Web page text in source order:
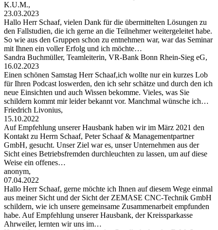
K.U.M.,
23.03.2023
Hallo Herr Schaaf, vielen Dank für die übermittelten Lösungen zu
den Fallstudien, die ich gerne an die Teilnehmer weitergeleitet habe.
So wie aus den Gruppen schon zu entnehmen war, war das Seminar
mit Ihnen ein voller Erfolg und ich möchte…
Sandra Buchmüller, Teamleiterin, VR-Bank Bonn Rhein-Sieg eG,
16.02.2023
Einen schönen Samstag Herr Schaaf,ich wollte nur ein kurzes Lob
für Ihren Podcast loswerden, den ich sehr schätze und durch den ich
neue Einsichten und auch Wissen bekomme. Vieles, was Sie
schildern kommt mir leider bekannt vor. Manchmal wünsche ich…
Friedrich Livonius,
15.10.2022
Auf Empfehlung unserer Hausbank haben wir im März 2021 den
Kontakt zu Herrn Schaaf, Peter Schaaf & Managementpartner
GmbH, gesucht. Unser Ziel war es, unser Unternehmen aus der
Sicht eines Betriebsfremden durchleuchten zu lassen, um auf diese
Weise ein offenes…
anonym,
07.04.2022
Hallo Herr Schaaf, gerne möchte ich Ihnen auf diesem Wege einmal
aus meiner Sicht und der Sicht der ZEMASE CNC-Technik GmbH
schildern, wie ich unsere gemeinsame Zusammenarbeit empfunden
habe. Auf Empfehlung unserer Hausbank, der Kreissparkasse
Ahrweiler, lernten wir uns im…